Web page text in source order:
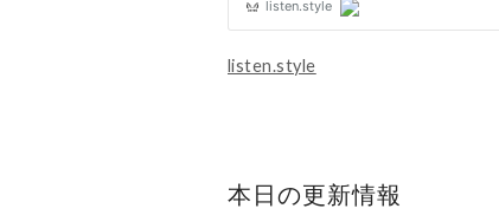
listen.style
本日の更新情報